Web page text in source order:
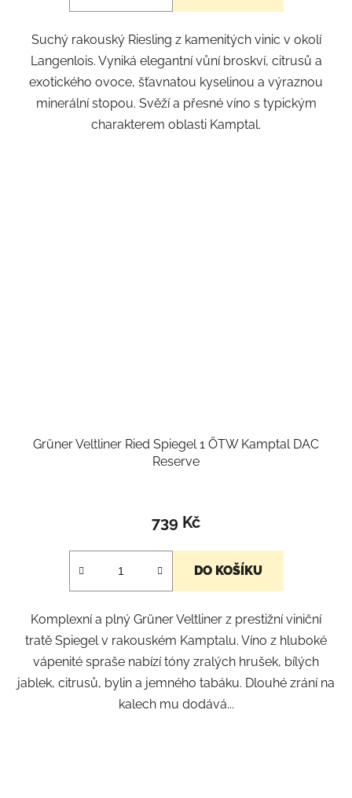
Suchý rakouský Riesling z kamenitých vinic v okolí
Langenlois. Vyniká elegantní vůní broskví, citrusů a
exotického ovoce, šťavnatou kyselinou a výraznou
minerální stopou. Svěží a přesné víno s typickým
charakterem oblasti Kamptal.
Grüner Veltliner Ried Spiegel 1 ÖTW Kamptal DAC
Reserve
739 Kč
DO KOŠÍKU
Komplexní a plný Grüner Veltliner z prestižní viniční
tratě Spiegel v rakouském Kamptalu. Víno z hluboké
vápenité spraše nabízí tóny zralých hrušek, bílých
jablek, citrusů, bylin a jemného tabáku. Dlouhé zrání na
kalech mu dodává...